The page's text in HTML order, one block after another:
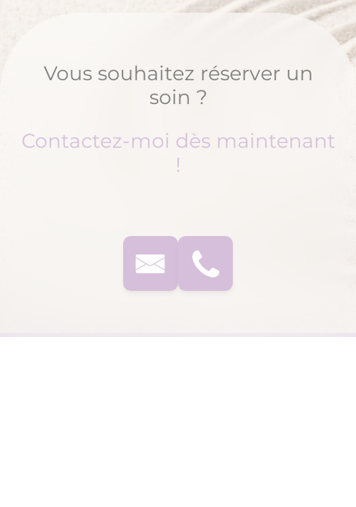
Vous souhaitez réserver un
soin ?
Contactez-moi dès maintenant
!